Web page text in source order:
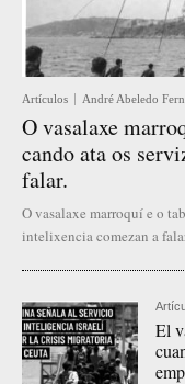
Artículos André Abeledo
O vasalaxe
cando ata os
falar.
O vasalaxe marroquí e o
intelixencia comezan a
El